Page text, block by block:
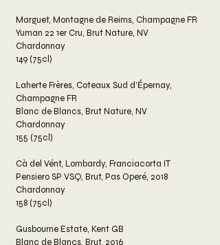
Marguet, Montagne de Reims, Champagne FR
Yuman 22 1er Cru, Brut Nature, NV
Chardonnay
149 (75cl)
Laherte Frères, Coteaux Sud d’Épernay,
Champagne FR
Blanc de Blancs, Brut Nature, NV
Chardonnay
155 (75cl)
Cà del Vént, Lombardy, Franciacorta IT
Pensiero SP VSQ, Brut, Pas Operé, 2018
Chardonnay
158 (75cl)
Gusbourne Estate, Kent GB
Blanc de Blancs, Brut, 2016